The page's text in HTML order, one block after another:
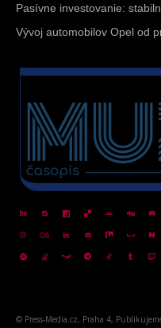
Pasívne investovanie:
Vývoj automobilov Opel od
© Press-Media.cz, Praha 4,